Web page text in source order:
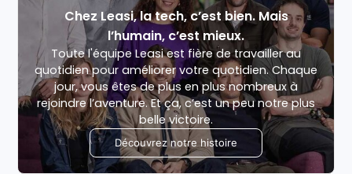
Chez Leasi, la tech, c’est bien. Mais
l’humain, c’est mieux.
Toute l'équipe Leasi est fière de travailler au
quotidien pour améliorer votre quotidien. Chaque
jour, vous êtes de plus en plus nombreux à
rejoindre l’aventure. Et ça, c’est un peu notre plus
belle victoire.
Découvrez notre histoire